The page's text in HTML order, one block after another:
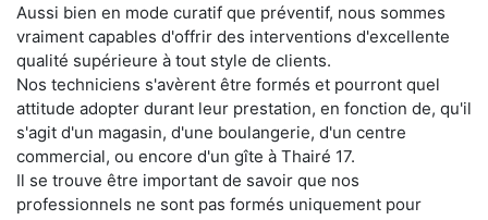
Aussi bien en mode curatif que préventif, nous sommes
vraiment capables d'offrir des interventions d'excellente
qualité supérieure à tout style de clients.
Nos techniciens s'avèrent être formés et pourront quel
attitude adopter durant leur prestation, en fonction de, qu'il
s'agit d'un magasin, d'une boulangerie, d'un centre
commercial, ou encore d'un gîte à Thairé 17.
Il se trouve être important de savoir que nos
professionnels ne sont pas formés uniquement pour